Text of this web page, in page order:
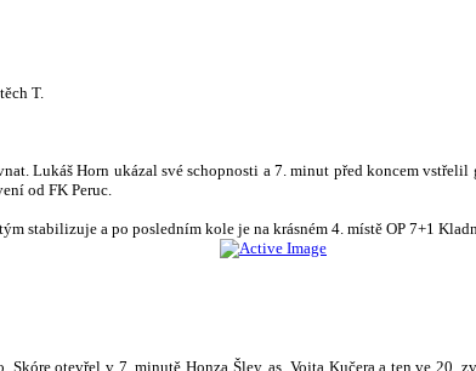
T.
Lukáš Horn ukázal své schopnosti a 7. minut před koncem
od FK Peruc.
stabilizuje a po posledním kole je na krásném 4. místě OP 7+1
otevřel v 7. minutě Honza Šley, as. Vojta Kučera a ten ve 20.